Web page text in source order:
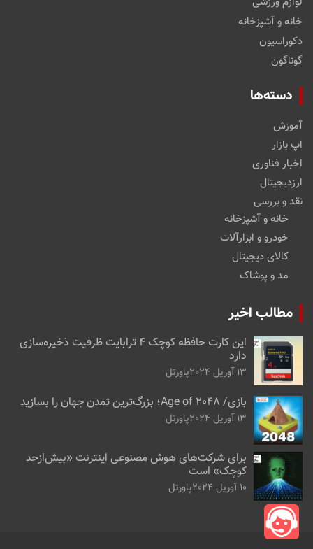
خانه و آشپزخانه
دکوراسیون
گوناگون
دسته‌ها
آموزش
اپ بازار
اخبار فناوری
ارزدیجیتال
نقد و بررسی
خانه و آشپزخانه
خودرو و ابزارآلات
کالای دیجیتال
مد و پوشاک
مطالب اخیر
این کارت حافظه کوچک ۴ ترابایت ظرفیت ذخیره‌سازی
دارد
13 آوریل 2024 پاورتل
بازی/ Age of 2048؛ بزرگ‌ترین تمدن جهان را بسازید
13 آوریل 2024 پاورتل
برای شرکت‌های هوش مصنوعی اینترنت «بیش‌از‌حد
کوچک» است
10 آوریل 2024 پاورتل